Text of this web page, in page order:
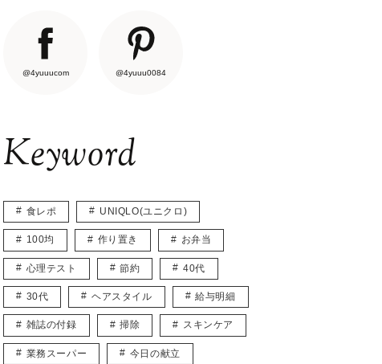
@4yuuucom @4yuuu0084
Keyword
食レポ UNIQLO(ユニクロ)
100均 作り置き お弁当
心理テスト 節約 40代
30代 ヘアスタイル 給与明細
雑誌の付録 掃除 スキンケア
業務スーパー 今日の献立